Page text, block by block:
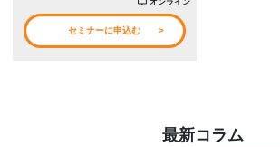
オンライン
セミナーに申込む
最新コラム